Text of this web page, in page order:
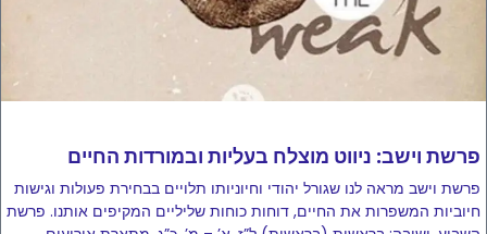
פרשת וישב: ניווט מוצלח בעליות ובמורדות החיים
פרשת וישב מראה לנו שגורל יהודי וחיוניותו תלויים בבחירת פעולות וגישות
חיוביות המשפרות את החיים, דוחות כוחות שליליים המקיפים אותנו. פרשת